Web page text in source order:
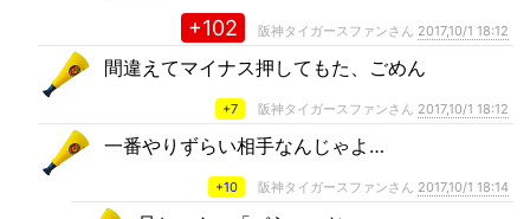
+102 阪神タイガースファンさん 2017,10/1 18:12
間違えてマイナス押してもた、ごめん
+7 阪神タイガースファンさん 2017,10/1 18:12
一番やりずらい相手なんじゃよ…
+10 阪神タイガースファンさん 2017,10/1 18:14